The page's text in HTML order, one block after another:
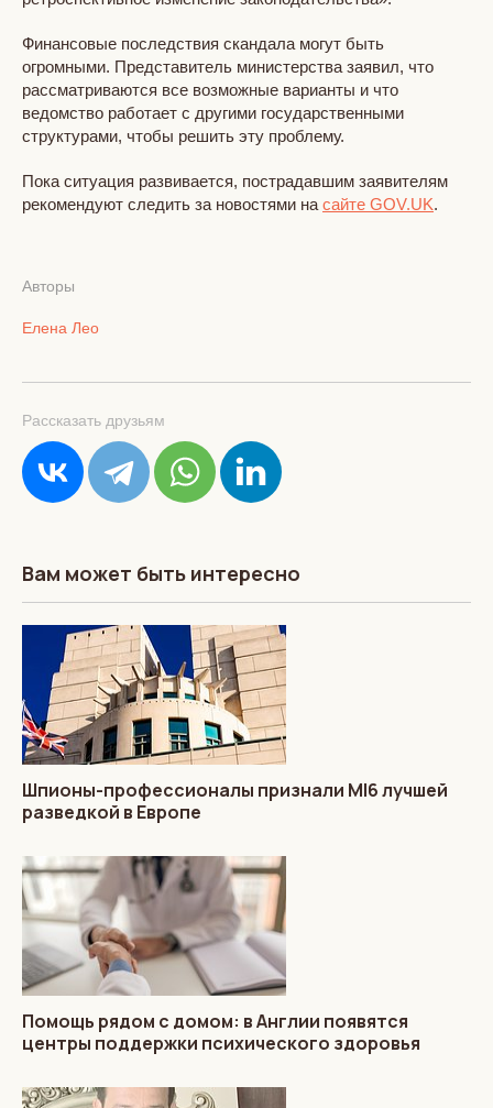
Финансовые последствия скандала могут быть
огромными. Представитель министерства заявил, что
рассматриваются все возможные варианты и что
ведомство работает с другими государственными
структурами, чтобы решить эту проблему.
Пока ситуация развивается, пострадавшим заявителям
рекомендуют следить за новостями на сайте GOV.UK.
Авторы
Елена Лео
Рассказать друзьям
Вам может быть интересно
Шпионы-профессионалы признали MI6 лучшей
разведкой в Европе
Помощь рядом с домом: в Англии появятся
центры поддержки психического здоровья